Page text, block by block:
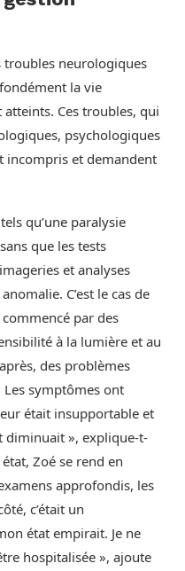
troubles neurologiques
la vie
Ces troubles, qui
psychologiques
incompris et demandent
qu’une paralysie
que les tests
et analyses
C’est le cas de
par des
à la lumière et au
des problèmes
Les symptômes ont
était insupportable et
diminuait », explique-t-
Zoé se rend en
approfondis, les
c’était un
état empirait. Je ne
hospitalisée », ajoute